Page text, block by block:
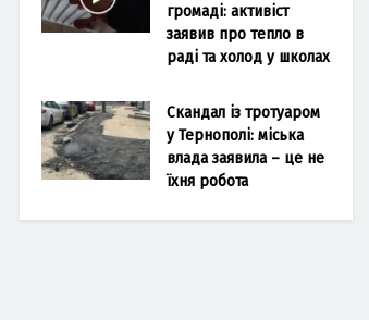
громаді: активіст
заявив про тепло в
раді та холод у школах
Скандал із тротуаром
у Тернополі: міська
влада заявила – це не
їхня робота